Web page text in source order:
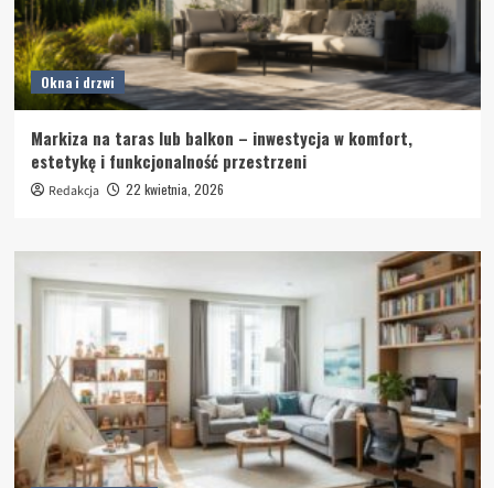
Okna i drzwi
Markiza na taras lub balkon – inwestycja w komfort,
estetykę i funkcjonalność przestrzeni
Redakcja 22 kwietnia, 2026